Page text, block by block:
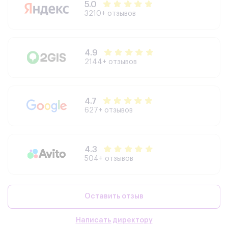
5.0
3210+ отзывов
4.9
2144+ отзывов
4.7
627+ отзывов
4.3
504+ отзывов
Оставить отзыв
Написать директору